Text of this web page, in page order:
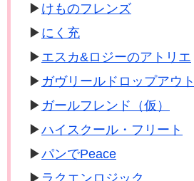
けものフレンズ
にく充
エスカ&ロジーのアトリエ
ガヴリールドロップアウト
ガールフレンド（仮）
ハイスクール・フリート
パンでPeace
ラクエンロジック